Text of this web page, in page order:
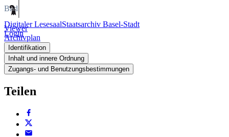
Digitaler LesesaalStaatsarchiv Basel-Stadt
Login
Bild
Viewer
Archivplan
Identifikation
Inhalt und innere Ordnung
Zugangs- und Benutzungsbestimmungen
Teilen